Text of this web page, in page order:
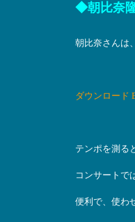
◆朝比奈
朝比奈さんは
ダウンロード
テンポを測る
コンサートで
便利で、使わ